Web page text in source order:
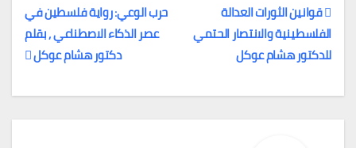
تصفّح
المقالات
حرب الوعي: رواية فلسطين في
عصر الذكاء الاصطناعي ٫ بقلم
دكتور هشام عوكل
قوانين الثورات العدالة
الفلسطينية والانتصار الحتمي
للدكتور هشام عوكل